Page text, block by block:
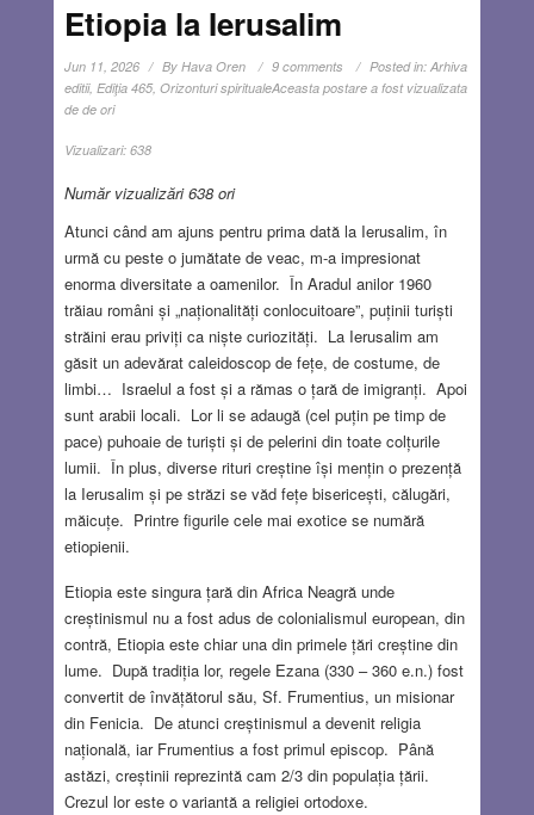
Etiopia la Ierusalim
Jun 11, 2026 By Hava Oren 9 comments Posted in: Arhiva
editii, Ediţia 465, Orizonturi spiritualeAceasta postare a fost vizualizata
de de ori
Vizualizari: 638
Număr vizualizări 638 ori
Atunci când am ajuns pentru prima dată la Ierusalim, în
urmă cu peste o jumătate de veac, m-a impresionat
enorma diversitate a oamenilor. În Aradul anilor 1960
trăiau români și „naționalități conlocuitoare”, puținii turiști
străini erau priviți ca niște curiozități. La Ierusalim am
găsit un adevărat caleidoscop de fețe, de costume, de
limbi… Israelul a fost și a rămas o țară de imigranți. Apoi
sunt arabii locali. Lor li se adaugă (cel puțin pe timp de
pace) puhoaie de turiști și de pelerini din toate colțurile
lumii. În plus, diverse rituri creștine își mențin o prezență
la Ierusalim și pe străzi se văd fețe bisericești, călugări,
măicuțe. Printre figurile cele mai exotice se numără
etiopienii.
Etiopia este singura țară din Africa Neagră unde
creștinismul nu a fost adus de colonialismul european, din
contră, Etiopia este chiar una din primele țări creștine din
lume. După tradiția lor, regele Ezana (330 – 360 e.n.) fost
convertit de învățătorul său, Sf. Frumentius, un misionar
din Fenicia. De atunci creștinismul a devenit religia
națională, iar Frumentius a fost primul episcop. Până
astăzi, creștinii reprezintă cam 2/3 din populația țării.
Crezul lor este o variantă a religiei ortodoxe.